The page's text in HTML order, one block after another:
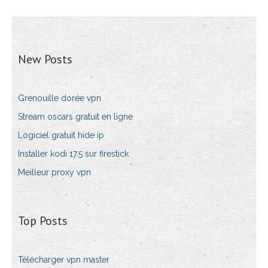
New Posts
Grenouille dorée vpn
Stream oscars gratuit en ligne
Logiciel gratuit hide ip
Installer kodi 17.5 sur firestick
Meilleur proxy vpn
Top Posts
Télécharger vpn master